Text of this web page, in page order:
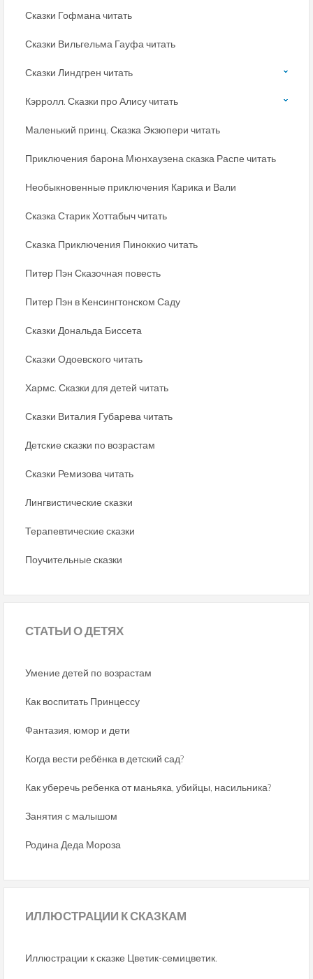
Сказки Гофмана читать
Сказки Вильгельма Гауфа читать
Сказки Линдгрен читать
Кэрролл. Сказки про Алису читать
Маленький принц. Сказка Экзюпери читать
Приключения барона Мюнхаузена сказка Распе читать
Необыкновенные приключения Карика и Вали
Сказка Старик Хоттабыч читать
Сказка Приключения Пиноккио читать
Питер Пэн Сказочная повесть
Питер Пэн в Кенсингтонском Саду
Сказки Дональда Биссета
Сказки Одоевского читать
Хармс. Сказки для детей читать
Сказки Виталия Губарева читать
Детские сказки по возрастам
Сказки Ремизова читать
Лингвистические сказки
Терапевтические сказки
Поучительные сказки
СТАТЬИО ДЕТЯХ
Умение детей по возрастам
Как воспитать Принцессу
Фантазия, юмор и дети
Когда вести ребёнка в детский сад?
Как уберечь ребенка от маньяка, убийцы, насильника?
Занятия с малышом
Родина Деда Мороза
ИЛЛЮСТРАЦИИ К СКАЗКАМ
Иллюстрации к сказке Цветик-семицветик.